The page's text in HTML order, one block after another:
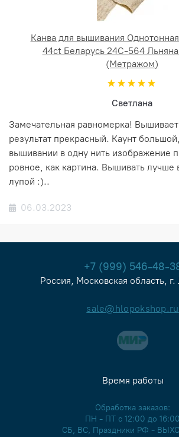
Канва для вышивания
44ct Беларусь 24С-564
(Метражом)
Светлана
Замечательная равномерка!
результат прекрасный. Каунт
вышивании в одну нить изображение
ровное, как картина. Вышивать лучше
лупой :)..
06.03.2023
+7 (999) 546-48-
Россия, Московская область,
sale@hlopokshop.ru
Время работы
Обработка заказов:
ПН - ПТ с 12:00 до 16:00
СБ, ВС, Праздники РФ -